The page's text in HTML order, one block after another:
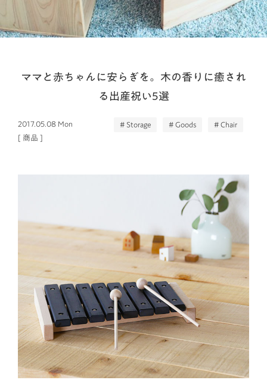
ママと赤ちゃんに安らぎを。木の香りに癒され
る出産祝い5選
2017.05.08 Mon
[ 商品 ]
# Chair
# Goods
# Storage